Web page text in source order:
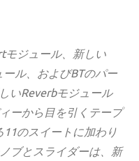
モジュール、新しい
ル、およびBTのパー
いReverbモジュール
ーから目を引くテープ
11のスイートに加わり
ブとスライダーは、新